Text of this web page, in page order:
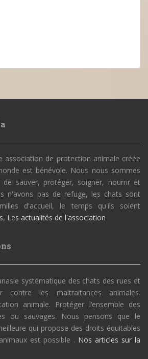
association de protection animale créée
est bénévole. Nous nous sommes
de sauver, protéger, soigner, nourrir et
n'avons pas de refuge, les chats sont
d'accueil, le temps qu'ils soient
, Les actualités de l'association
systématique des chats des rues et
contre les maltraitances animales.
animale. Protéger l’ensemble des
ou sauvages. Nous pensons que le
qui propose des droits équitables
est possible . Nos articles sur la